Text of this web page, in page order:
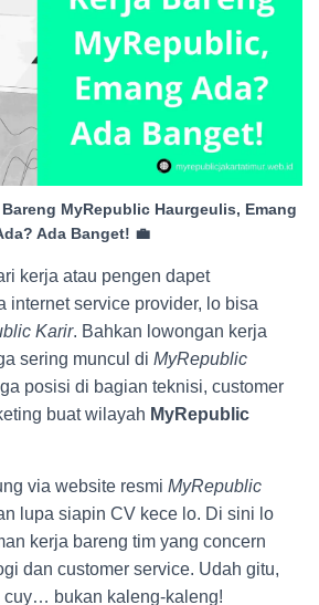
MyRepublic Haurgeulis, Emang
Ada Banget! 💼
kerja atau pengen dapet
internet service provider, lo bisa
Karir. Bahkan lowongan kerja
sering muncul di MyRepublic
posisi di bagian teknisi, customer
buat wilayah MyRepublic
via website resmi MyRepublic
lupa siapin CV kece lo. Di sini lo
kerja bareng tim yang concern
dan customer service. Udah gitu,
cuy… bukan kaleng-kaleng!